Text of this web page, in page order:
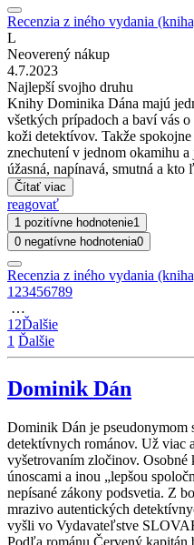
Recenzia z iného vydania
L
Neoverený nákup
4.7.2023
Najlepší svojho druhu
Knihy Dominika Dána majú
všetkých prípadoch a baví vás
koži detektívov. Takže spokojne
znechutení v jednom okamihu
úžasná, napínavá, smutná a
Čítať viac
reagovať
1 pozitívne hodnotenie1
0 negatívne hodnotenia0
Recenzia z iného vydania
1 23456789
…
12Ďalšie
1 Ďalšie
Dominik Dán
Dominik Dán je pseudonymom
detektívnych románov. Už viac
vyšetrovaním zločinov.
únoscami a inou „lepšou
nepísané zákony podsvetia. Z
mrazivo autentických
vyšli vo Vydavateľstve
Podľa románu Červený kapitán